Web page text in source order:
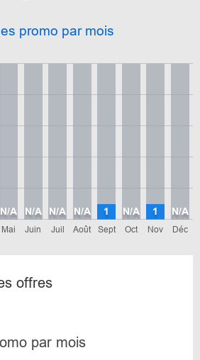
promo par mois
Mai
N/A
Juin
N/A
Juil
N/A
Août
N/A
Sept
1
Oct
N/A
Nov
1
Déc
N/A
offres
par mois